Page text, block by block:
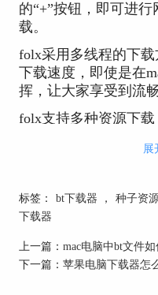
的“+”按钮，即可进
载。
folx采用多线程的下
下载速度，即使是在
挥，让大家享受到流
folx支持多种资源下载
需将链接复制到folx展
标签： bt下载器 ， 种子资
下载器
上一篇： mac电脑中bt文件
下一篇： 苹果电脑下载器怎